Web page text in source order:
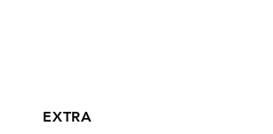
EXTRA